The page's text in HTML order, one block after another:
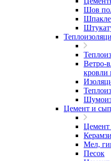
Шов
Ветро-
кровли
Цемент и
Цемент
Мел,
Песок